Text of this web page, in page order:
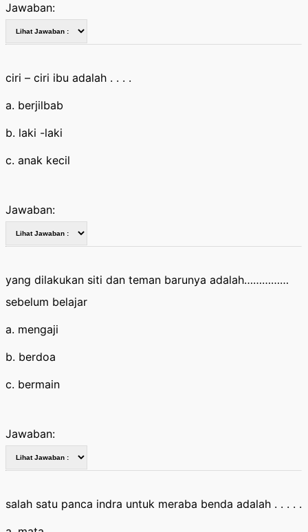
Jawaban:
ciri – ciri ibu adalah . . . .
a. berjilbab
b. laki -laki
c. anak kecil
Jawaban:
yang dilakukan siti dan teman barunya adalah……………
sebelum belajar
a. mengaji
b. berdoa
c. bermain
Jawaban:
salah satu panca indra untuk meraba benda adalah . . . . .